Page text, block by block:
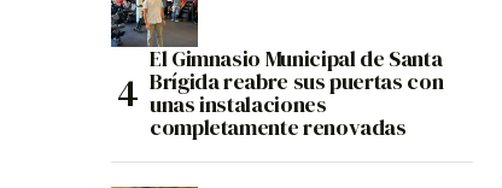
El Gimnasio Municipal de Santa
Brígida reabre sus puertas con
unas instalaciones
completamente renovadas